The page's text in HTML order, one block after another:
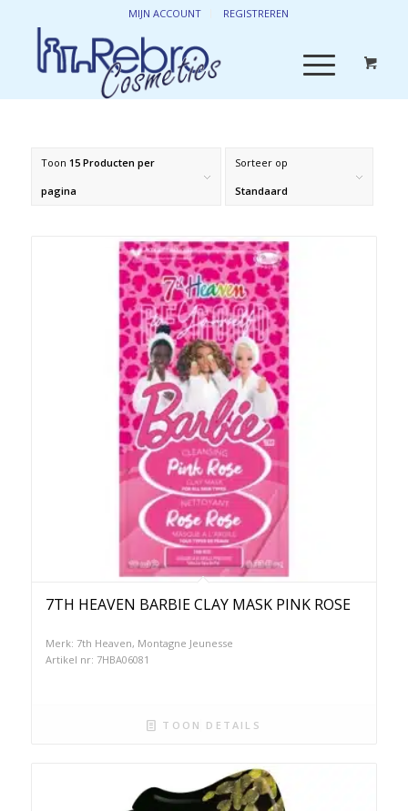
MIJN ACCOUNT REGISTREREN
Sorteer op
Standaard
Toon 15 Producten per
pagina
7TH HEAVEN BARBIE CLAY MASK PINK ROSE
Merk: 7th Heaven, Montagne Jeunesse
Artikel nr: 7HBA06081
TOON DETAILS